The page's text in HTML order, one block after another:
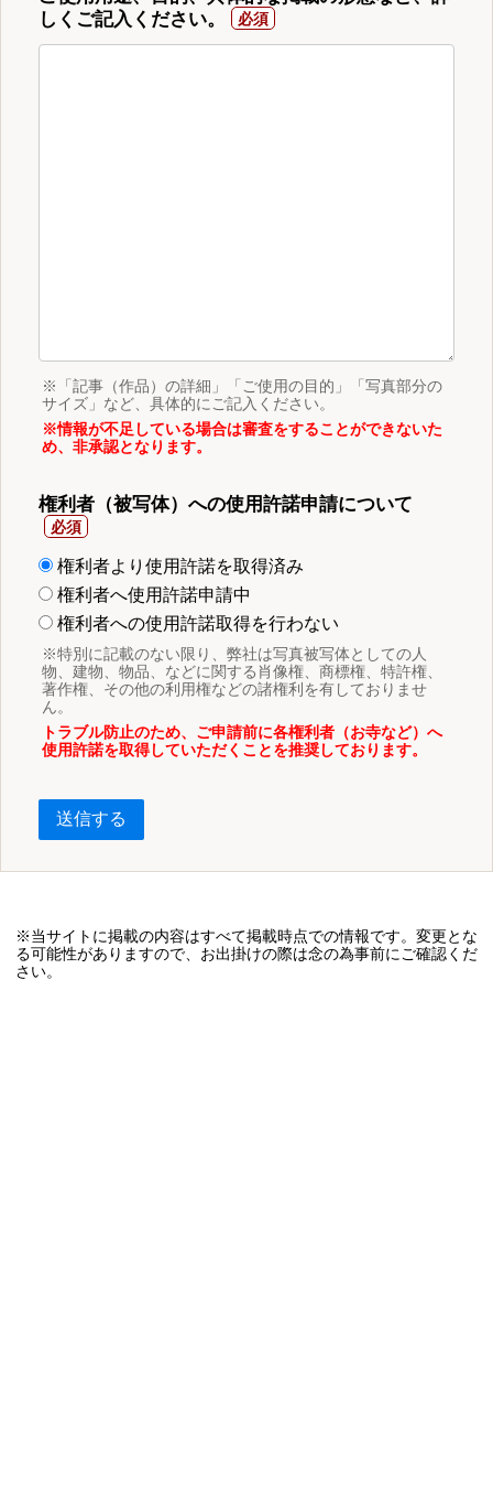
しくご記入ください。
※「記事（作品）の詳細」「ご使用の目的」「写真部分の
サイズ」など、具体的にご記入ください。
※情報が不足している場合は審査をすることができないた
め、非承認となります。
権利者（被写体）への使用許諾申請について
権利者より使用許諾を取得済み
権利者へ使用許諾申請中
権利者への使用許諾取得を行わない
※特別に記載のない限り、弊社は写真被写体としての人
物、建物、物品、などに関する肖像権、商標権、特許権、
著作権、その他の利用権などの諸権利を有しておりませ
ん。
トラブル防止のため、ご申請前に各権利者（お寺など）へ
使用許諾を取得していただくことを推奨しております。
送信する
※当サイトに掲載の内容はすべて掲載時点での情報です。変更とな
る可能性がありますので、お出掛けの際は念の為事前にご確認くだ
さい。